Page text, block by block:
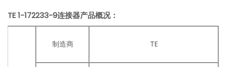
TE 1-172233-9连接器产品概况：
制造商 TE